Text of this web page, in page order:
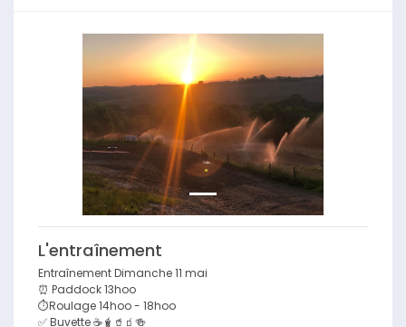
Précédent
L'entraînement
Entraînement Dimanche 11 mai
⏰ Paddock 13hoo
⏱️Roulage 14hoo - 18hoo
✅ Buvette ☕️🧋🥤🧃🍻